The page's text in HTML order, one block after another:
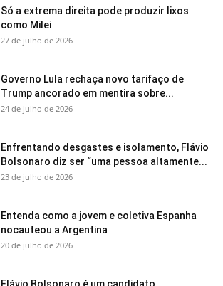
Só a extrema direita pode produzir lixos
como Milei
27 de julho de 2026
Governo Lula rechaça novo tarifaço de
Trump ancorado em mentira sobre...
24 de julho de 2026
Enfrentando desgastes e isolamento, Flávio
Bolsonaro diz ser “uma pessoa altamente...
23 de julho de 2026
Entenda como a jovem e coletiva Espanha
nocauteou a Argentina
20 de julho de 2026